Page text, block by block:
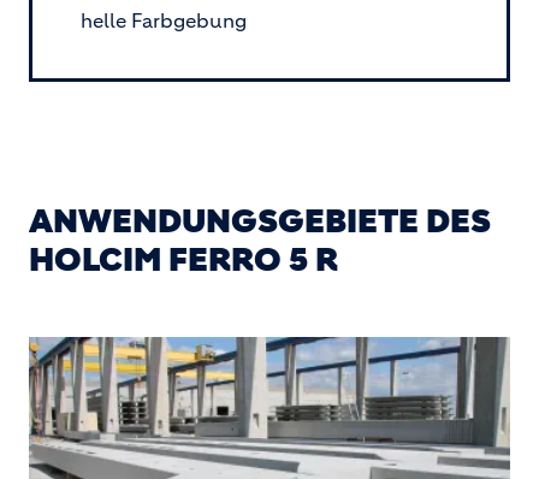
helle Farbgebung
ANWENDUNGSGEBIETE DES
HOLCIM FERRO 5 R